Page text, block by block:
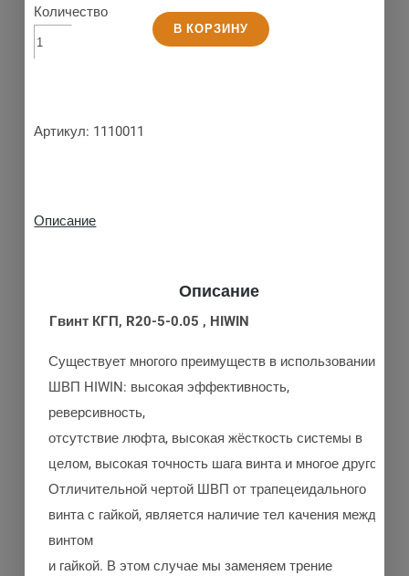
Количество
В КОРЗИНУ
Артикул: 1110011
Описание
Описание
Гвинт КГП, R20-5-0.05 , HIWIN
Существует многого преимуществ в использовании
ШВП HIWIN: высокая эффективность,
реверсивность,
отсутствие люфта, высокая жёсткость системы в
целом, высокая точность шага винта и многое другое.
Отличительной чертой ШВП от трапецеидального
винта с гайкой, является наличие тел качения между
винтом
и гайкой. В этом случае мы заменяем трение